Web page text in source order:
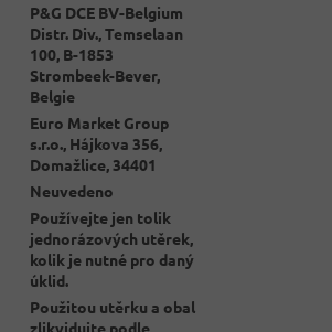
P&G DCE BV-Belgium
Distr. Div., Temselaan
100, B-1853
Strombeek-Bever,
Belgie
Euro Market Group
s.r.o., Hájkova 356,
Domažlice, 34401
Neuvedeno
Používejte jen tolik
jednorázových utěrek,
kolik je nutné pro daný
úklid.
Použitou utěrku a obal
zlikvidujte podle